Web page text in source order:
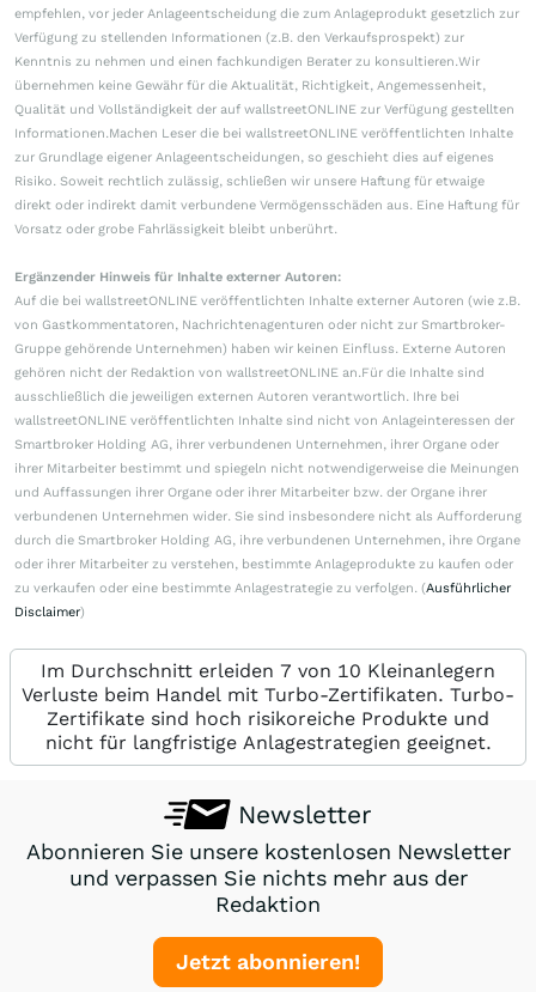
empfehlen, vor jeder Anlageentscheidung die zum Anlageprodukt gesetzlich zur
Verfügung zu stellenden Informationen (z.B. den Verkaufsprospekt) zur
Kenntnis zu nehmen und einen fachkundigen Berater zu konsultieren.Wir
übernehmen keine Gewähr für die Aktualität, Richtigkeit, Angemessenheit,
Qualität und Vollständigkeit der auf wallstreetONLINE zur Verfügung gestellten
Informationen.Machen Leser die bei wallstreetONLINE veröffentlichten Inhalte
zur Grundlage eigener Anlageentscheidungen, so geschieht dies auf eigenes
Risiko. Soweit rechtlich zulässig, schließen wir unsere Haftung für etwaige
direkt oder indirekt damit verbundene Vermögensschäden aus. Eine Haftung für
Vorsatz oder grobe Fahrlässigkeit bleibt unberührt.
Ergänzender Hinweis für Inhalte externer Autoren:
Auf die bei wallstreetONLINE veröffentlichten Inhalte externer Autoren (wie z.B.
von Gastkommentatoren, Nachrichtenagenturen oder nicht zur Smartbroker-
Gruppe gehörende Unternehmen) haben wir keinen Einfluss. Externe Autoren
gehören nicht der Redaktion von wallstreetONLINE an.Für die Inhalte sind
ausschließlich die jeweiligen externen Autoren verantwortlich. Ihre bei
wallstreetONLINE veröffentlichten Inhalte sind nicht von Anlageinteressen der
Smartbroker Holding AG, ihrer verbundenen Unternehmen, ihrer Organe oder
ihrer Mitarbeiter bestimmt und spiegeln nicht notwendigerweise die Meinungen
und Auffassungen ihrer Organe oder ihrer Mitarbeiter bzw. der Organe ihrer
verbundenen Unternehmen wider. Sie sind insbesondere nicht als Aufforderung
durch die Smartbroker Holding AG, ihre verbundenen Unternehmen, ihre Organe
oder ihrer Mitarbeiter zu verstehen, bestimmte Anlageprodukte zu kaufen oder
zu verkaufen oder eine bestimmte Anlagestrategie zu verfolgen. (Ausführlicher
Disclaimer)
Im Durchschnitt erleiden 7 von 10 Kleinanlegern
Verluste beim Handel mit Turbo-Zertifikaten. Turbo-
Zertifikate sind hoch risikoreiche Produkte und
nicht für langfristige Anlagestrategien geeignet.
Newsletter
Abonnieren Sie unsere kostenlosen Newsletter
und verpassen Sie nichts mehr aus der
Redaktion
Jetzt abonnieren!